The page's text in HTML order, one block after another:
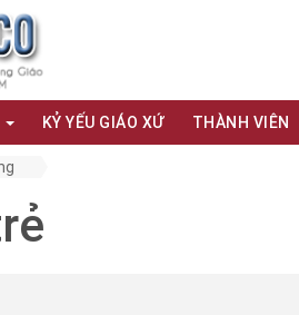
KỶ YẾU GIÁO XỨ THÀNH VIÊN